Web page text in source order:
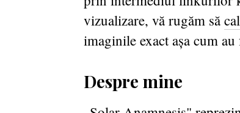
vizualizare, vă rugăm să
imaginile exact așa cum
Despre mine